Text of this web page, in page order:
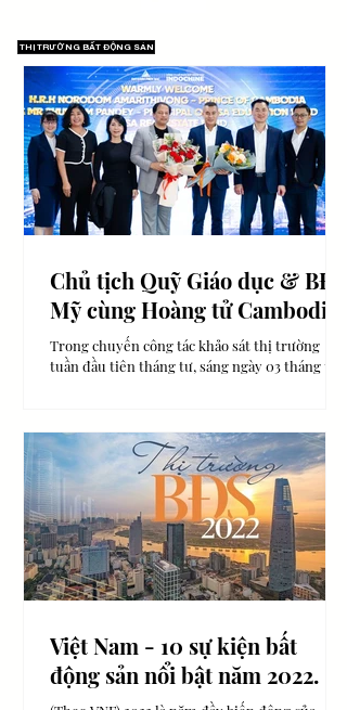
THỊ TRƯỜNG BẤT ĐỘNG SẢN
Chủ tịch Quỹ Giáo dục & BĐS
Mỹ cùng Hoàng tử Cambodia
thăm và làm việc cùng doanh
nghiệp Việt Nam.
Trong chuyến công tác khảo sát thị trường
tuần đầu tiên tháng tư, sáng ngày 03 tháng tư
Việt Nam - 10 sự kiện bất
động sản nổi bật năm 2022.